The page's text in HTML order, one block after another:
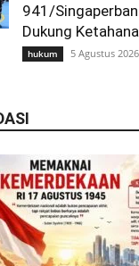
941/
Dukung
hukum 5 Agustus 2026